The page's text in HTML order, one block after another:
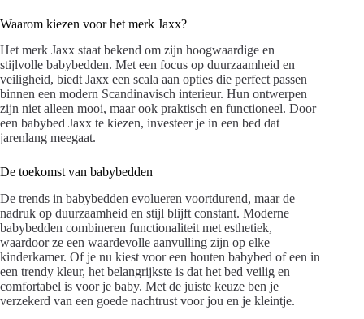
Waarom kiezen voor het merk Jaxx?
Het merk Jaxx staat bekend om zijn hoogwaardige en
stijlvolle babybedden. Met een focus op duurzaamheid en
veiligheid, biedt Jaxx een scala aan opties die perfect passen
binnen een modern Scandinavisch interieur. Hun ontwerpen
zijn niet alleen mooi, maar ook praktisch en functioneel. Door
een babybed Jaxx te kiezen, investeer je in een bed dat
jarenlang meegaat.
De toekomst van babybedden
De trends in babybedden evolueren voortdurend, maar de
nadruk op duurzaamheid en stijl blijft constant. Moderne
babybedden combineren functionaliteit met esthetiek,
waardoor ze een waardevolle aanvulling zijn op elke
kinderkamer. Of je nu kiest voor een houten babybed of een in
een trendy kleur, het belangrijkste is dat het bed veilig en
comfortabel is voor je baby. Met de juiste keuze ben je
verzekerd van een goede nachtrust voor jou en je kleintje.